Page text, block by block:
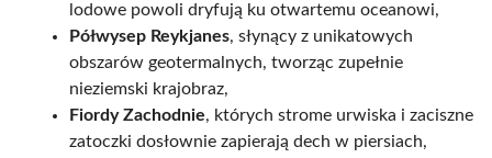
lodowe powoli dryfują ku otwartemu oceanowi,
Półwysep Reykjanes, słynący z unikatowych
obszarów geotermalnych, tworząc zupełnie
nieziemski krajobraz,
Fiordy Zachodnie, których strome urwiska i zaciszne
zatoczki dosłownie zapierają dech w piersiach,